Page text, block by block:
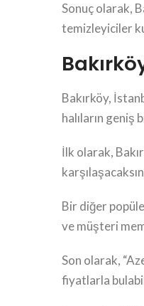
Sonuç olarak,
temizleyiciler
Bakırköy,
halıların geniş
İlk olarak,
Bir diğer
ve müşteri
Son olarak,
fiyatlarla